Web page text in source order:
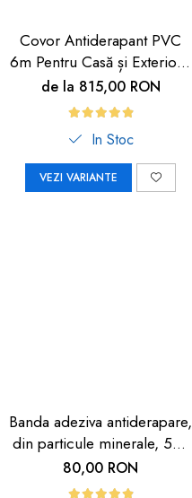
Covor Antiderapant PVC
6m Pentru Casă și Exterior |
Carboysafety
de la 815,00 RON
In Stoc
VEZI VARIANTE
Banda adeziva antiderapare,
din particule minerale, 5m,
neagra cu dunga
fosforescenta
80,00 RON